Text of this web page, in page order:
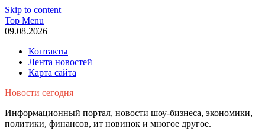
Skip to content
Top Menu
09.08.2026
Контакты
Лента новостей
Карта сайта
Новости сегодня
Информационный портал, новости шоу-бизнеса, экономики,
политики, финансов, ит новинок и многое другое.